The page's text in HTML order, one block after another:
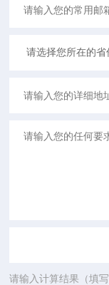
请输入计算结果（填